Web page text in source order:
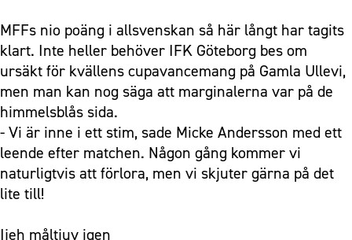
MFFs nio poäng i allsvenskan så här långt har tagits
klart. Inte heller behöver IFK Göteborg bes om
ursäkt för kvällens cupavancemang på Gamla Ullevi,
men man kan nog säga att marginalerna var på de
himmelsblås sida.
- Vi är inne i ett stim, sade Micke Andersson med ett
leende efter matchen. Någon gång kommer vi
naturligtvis att förlora, men vi skjuter gärna på det
lite till!
Ijeh måltjuv igen